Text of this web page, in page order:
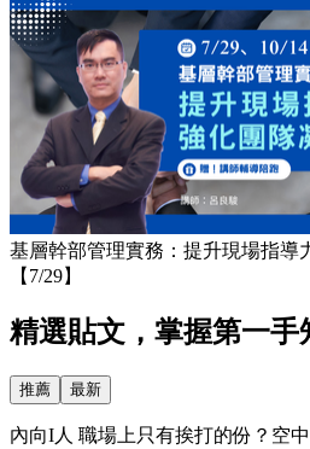
基層幹部管理實務：提升現場指導
【7/29】
精選貼文，掌握第一手
推薦 最新
內向I人 職場上只有挨打的份？空